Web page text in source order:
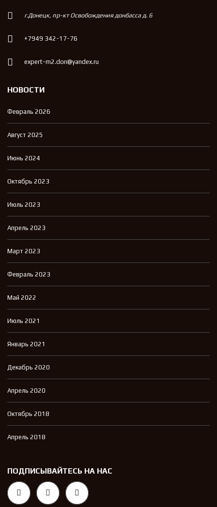
г.Донецк, пр-кт Освобождения донбасса д. 6
+7949 342-17-76
expert-m2.don@yandex.ru
НОВОСТИ
Февраль 2026
Август 2025
Июнь 2024
Октябрь 2023
Июль 2023
Апрель 2023
Март 2023
Февраль 2023
Май 2022
Июль 2021
Январь 2021
Декабрь 2020
Апрель 2020
Октябрь 2018
Апрель 2018
ПОДПИСЫВАЙТЕСЬ НА НАС